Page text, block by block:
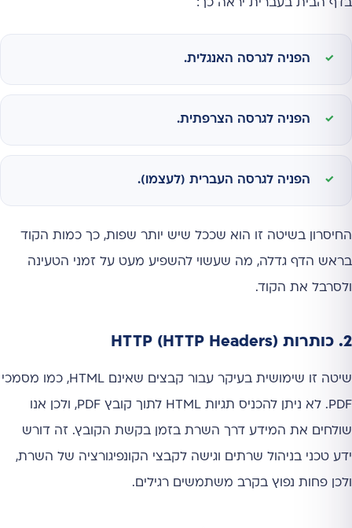
בדף הבית בעברית יראה כך:
הפניה לגרסה האנגלית.
הפניה לגרסה הצרפתית.
הפניה לגרסה העברית (לעצמו).
החיסרון בשיטה זו הוא שככל שיש יותר שפות, כך כמות הקוד
בראש הדף גדלה, מה שעשוי להשפיע מעט על זמני הטעינה
ולסרבל את הקוד.
2. כותרות HTTP (HTTP Headers)
שיטה זו שימושית בעיקר עבור קבצים שאינם HTML, כמו מסמכי
PDF. לא ניתן להכניס תגיות HTML לתוך קובץ PDF, ולכן אנו
שולחים את המידע דרך השרת בזמן בקשת הקובץ. זה דורש
ידע טכני בניהול שרתים וגישה לקבצי הקונפיגורציה של השרת,
ולכן פחות נפוץ בקרב משתמשים רגילים.